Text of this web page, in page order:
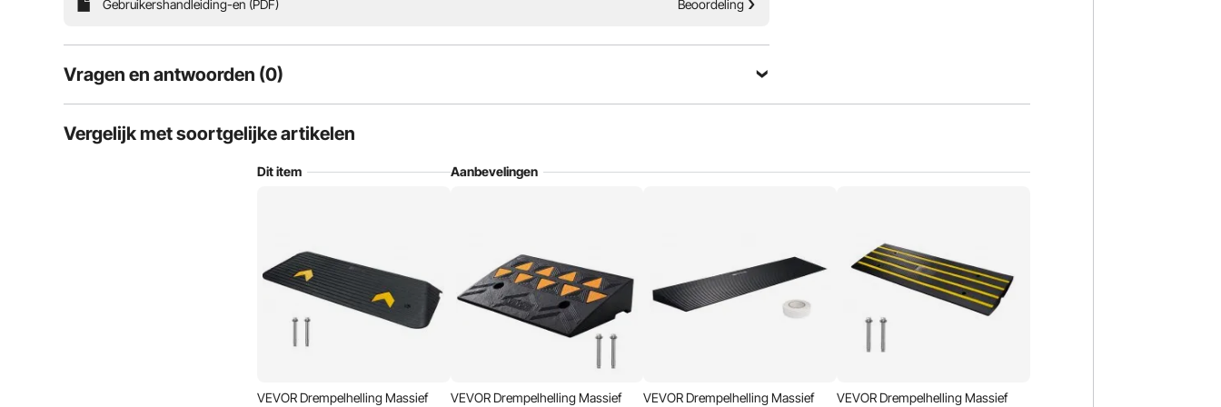
Gebruikershandleiding-en (PDF) Beoordeling
Vragen en antwoorden (0)
Is het product duurzaam? ...
Vergelijk met soortgelijke artikelen
Dit item Aanbevelingen
VEVOR Drempelhelling Massief
VEVOR Drempelhelling Massief
VEVOR Drempelhelling Massief
VEVOR Drempelhelling Massief